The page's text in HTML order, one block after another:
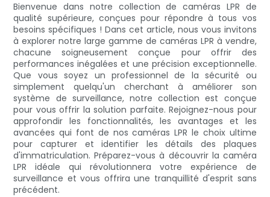
Bienvenue dans notre collection de caméras LPR de
qualité supérieure, conçues pour répondre à tous vos
besoins spécifiques ! Dans cet article, nous vous invitons
à explorer notre large gamme de caméras LPR à vendre,
chacune soigneusement conçue pour offrir des
performances inégalées et une précision exceptionnelle.
Que vous soyez un professionnel de la sécurité ou
simplement quelqu'un cherchant à améliorer son
système de surveillance, notre collection est conçue
pour vous offrir la solution parfaite. Rejoignez-nous pour
approfondir les fonctionnalités, les avantages et les
avancées qui font de nos caméras LPR le choix ultime
pour capturer et identifier les détails des plaques
d'immatriculation. Préparez-vous à découvrir la caméra
LPR idéale qui révolutionnera votre expérience de
surveillance et vous offrira une tranquillité d'esprit sans
précédent.